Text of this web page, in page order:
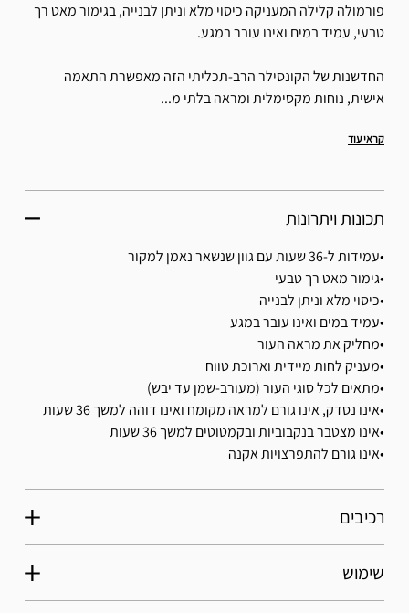
פורמולה קלילה המעניקה כיסוי מלא וניתן לבנייה, בגימור מאט רך
טבעי, עמיד במים ואינו עובר במגע.
החדשנות של הקונסילר הרב-תכליתי הזה מאפשרת התאמה
אישית, נוחות מקסימלית ומראה בלתי מ...
קראי עוד
תכונות ויתרונות
•עמידות ל-36 שעות עם גוון שנשאר נאמן למקור
•גימור מאט רך טבעי
•כיסוי מלא וניתן לבנייה
•עמיד במים ואינו עובר במגע
•מחליק את מראה העור
•מעניק לחות מיידית וארוכת טווח
•מתאים לכל סוגי העור (מעורב-שמן עד יבש)
•אינו נסדק, אינו גורם למראה מקומח ואינו דוהה למשך 36 שעות
•אינו מצטבר בנקבוביות ובקמטוטים למשך 36 שעות
•אינו גורם להתפרצויות אקנה
רכיבים
שימוש